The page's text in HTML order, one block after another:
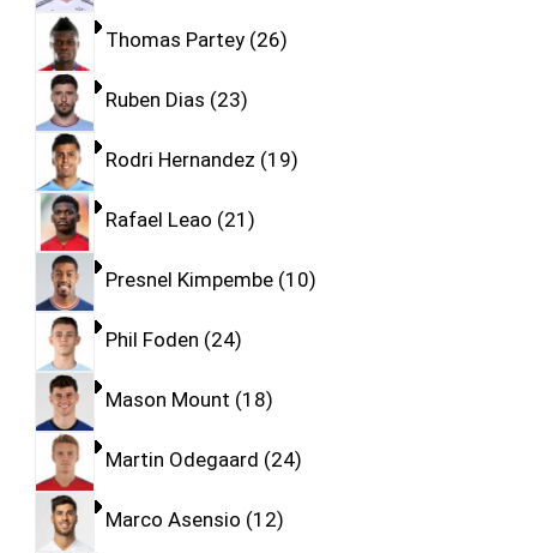
Thomas Partey 26
Ruben Dias 23
Rodri Hernandez 19
Rafael Leao 21
Presnel Kimpembe 10
Phil Foden 24
Mason Mount 18
Martin Odegaard 24
Marco Asensio 12